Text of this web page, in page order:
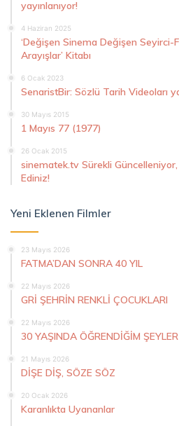
yayınlanıyor!
4 Haziran 2025
‘Değişen Sinema Değişen
Arayışlar’ Kitabı
6 Ocak 2023
SenaristBir: Sözlü Tarih Videoları
30 Mayıs 2015
1 Mayıs 77 (1977)
26 Ocak 2015
sinematek.tv Sürekli
Ediniz!
Yeni Eklenen Filmler
23 Mayıs 2026
FATMA’DAN SONRA 40 YIL
22 Mayıs 2026
GRİ ŞEHRİN RENKLİ ÇOCUKLARI
22 Mayıs 2026
30 YAŞINDA ÖĞRENDİĞİM ŞEYLER
21 Mayıs 2026
DİŞE DİŞ, SÖZE SÖZ
20 Ocak 2026
Karanlıkta Uyananlar